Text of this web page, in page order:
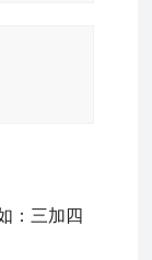
：三加四